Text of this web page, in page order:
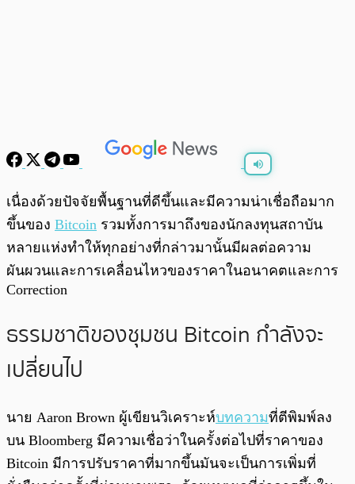
พร้อมเล่น 0:00 /
เนื่องด้วยปัจจัยพื้นฐานที่ดีขึ้นและมีความน่าเชื่อถือมาก
ขึ้นของ Bitcoin รวมทั้งการมาถึงของนักลงทุนสถาบัน
หลายแห่งทำให้ทุกอย่างที่กล่าวมานั้นมีผลต่อความ
ผันผวนและการเคลื่อนไหวของราคาในอนาคตและการ
Correction
ธรรมชาติของชุมชน Bitcoin กำลังจะ
เปลี่ยนไป
นาย Aaron Brown ผู้เขียนวิเคราะห์บทความที่ตีพิมพ์ลง
บน Bloomberg มีความเชื่อว่าในครั้งต่อไปที่ราคาของ
Bitcoin มีการปรับราคาที่มากขึ้นมันจะเป็นการเพิ่มที่